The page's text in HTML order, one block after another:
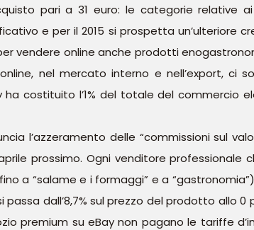
pari a 31 euro: le categorie relative
e per il 2015 si prospetta un’ulteriore
vendere online anche prodotti
nel mercato interno e nell’export, ci
ha costituito l’1% del totale del commercio
l’azzeramento delle “commissioni sul
prossimo. Ogni venditore professionale
a “salame e i formaggi” e a
dall’8,7% sul prezzo del prodotto allo 0
premium su eBay non pagano le tariffe